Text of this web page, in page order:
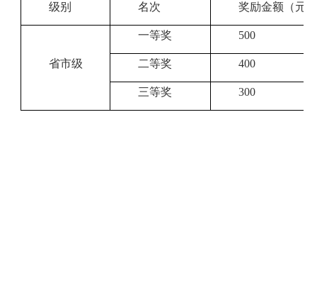
级别 名次 奖励金额（元）
省市级
一等奖 500
二等奖 400
三等奖 300